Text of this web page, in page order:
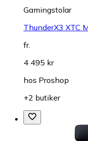
Gamingstolar
ThunderX3 XTC
fr.
4 495 kr
hos Proshop
+2 butiker